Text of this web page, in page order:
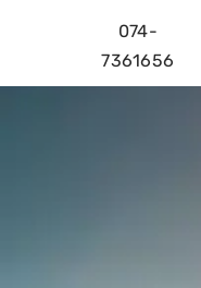
074-
7361656